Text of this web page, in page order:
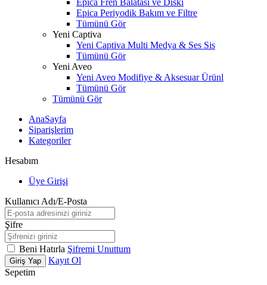
Epica Fren Balatası ve Diski
Epica Periyodik Bakım ve Filtre
Tümünü Gör
Yeni Captiva
Yeni Captiva Multi Medya & Ses Sis
Tümünü Gör
Yeni Aveo
Yeni Aveo Modifiye & Aksesuar Ürünl
Tümünü Gör
Tümünü Gör
AnaSayfa
Siparişlerim
Kategoriler
Hesabım
Üye Girişi
Kullanıcı Adı/E-Posta
Şifre
Beni Hatırla Şifremi Unuttum
Giriş Yap
Kayıt Ol
Sepetim